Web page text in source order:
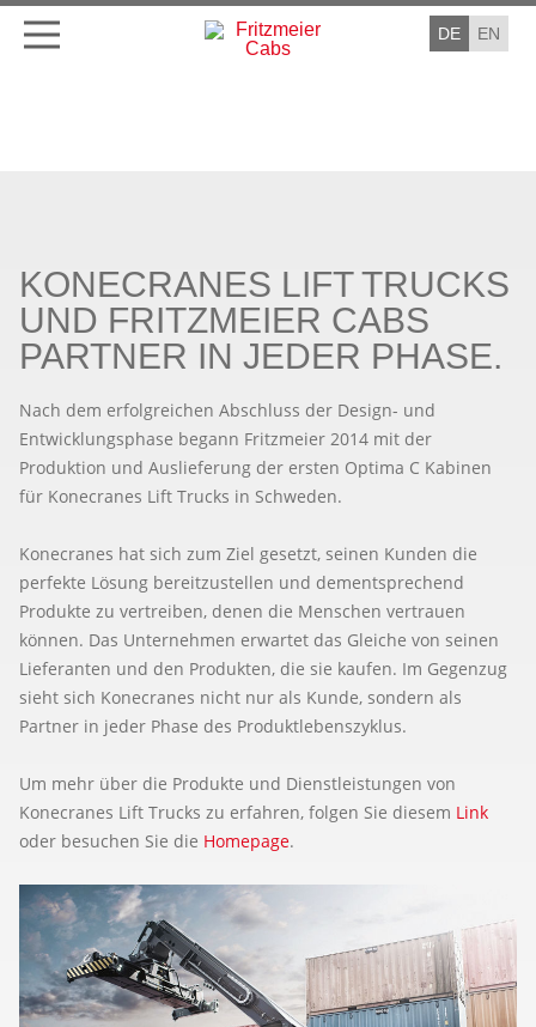
DE EN
KONECRANES LIFT TRUCKS
UND FRITZMEIER CABS
PARTNER IN JEDER PHASE.
Nach dem erfolgreichen Abschluss der Design- und
Entwicklungsphase begann Fritzmeier 2014 mit der
Produktion und Auslieferung der ersten Optima C Kabinen
für Konecranes Lift Trucks in Schweden.
Konecranes hat sich zum Ziel gesetzt, seinen Kunden die
perfekte Lösung bereitzustellen und dementsprechend
Produkte zu vertreiben, denen die Menschen vertrauen
können. Das Unternehmen erwartet das Gleiche von seinen
Lieferanten und den Produkten, die sie kaufen. Im Gegenzug
sieht sich Konecranes nicht nur als Kunde, sondern als
Partner in jeder Phase des Produktlebenszyklus.
Um mehr über die Produkte und Dienstleistungen von
Konecranes Lift Trucks zu erfahren, folgen Sie diesem Link
oder besuchen Sie die Homepage.